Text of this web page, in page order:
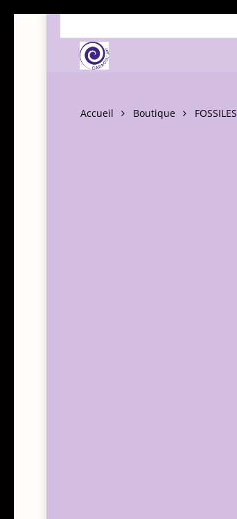
Accueil Boutique FOSSILES